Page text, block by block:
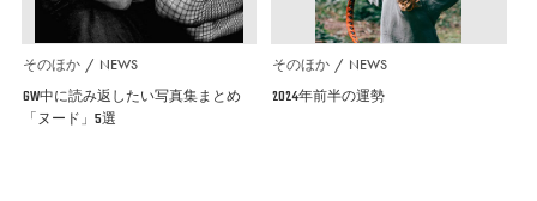
そのほか NEWS
GW中に読み返したい写真集まとめ
「ヌード」5選
そのほか NEWS
2024年前半の運勢